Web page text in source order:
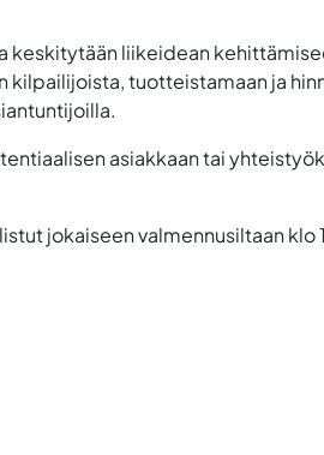
liikeidean
kilpailijoista, tuotteistamaan ja
asiakkaan tai
jokaiseen valmennusiltaan